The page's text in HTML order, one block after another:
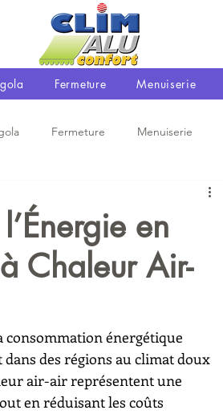
Fermeture Menuiserie
Fermeture Menuiserie
en
Chaleur Air-
consommation énergétique
des régions au climat doux
air-air représentent une
en réduisant les coûts